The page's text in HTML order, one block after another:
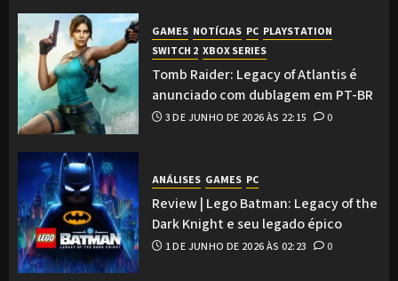
GAMES NOTÍCIAS PC PLAYSTATION
SWITCH 2 XBOX SERIES
Tomb Raider: Legacy of Atlantis é
anunciado com dublagem em PT-BR
3 DE JUNHO DE 2026 ÀS 22:15 0
ANÁLISES GAMES PC
Review | Lego Batman: Legacy of the
Dark Knight e seu legado épico
1 DE JUNHO DE 2026 ÀS 02:23 0